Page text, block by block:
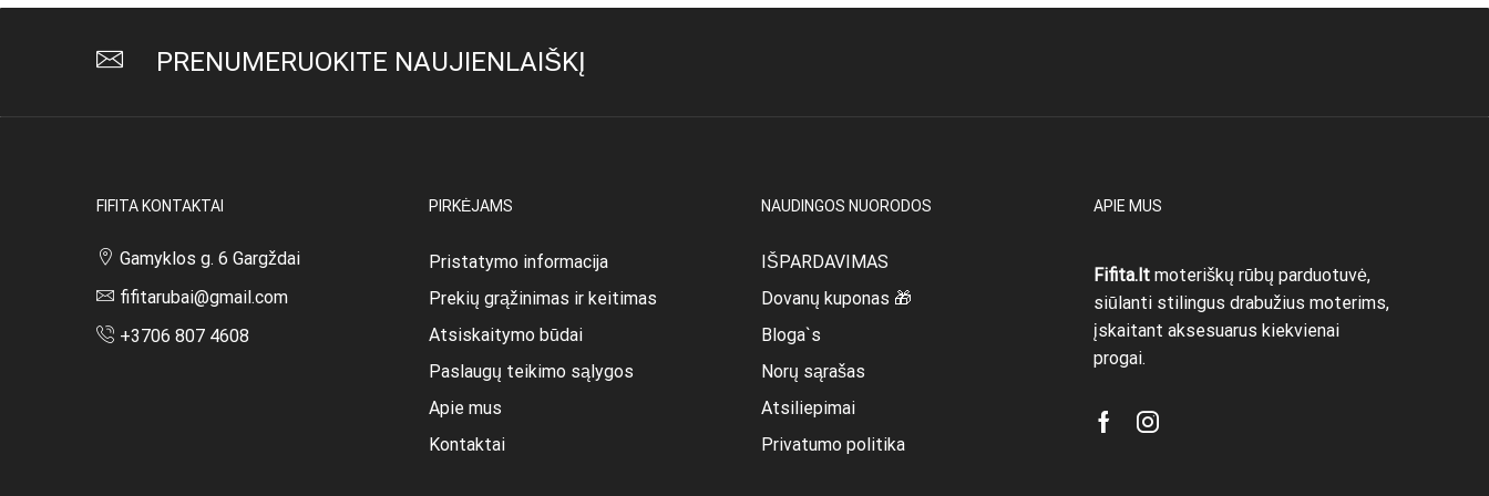
PRENUMERUOKITE NAUJIENLAIŠKĮ
FIFITA KONTAKTAI
Gamyklos g. 6 Gargždai
fifitarubai@gmail.com
+3706 807 4608
PIRKĖJAMS
Pristatymo informacija
Prekių grąžinimas ir keitimas
Atsiskaitymo būdai
Paslaugų teikimo sąlygos
Apie mus
Kontaktai
NAUDINGOS NUORODOS
IŠPARDAVIMAS
Dovanų kuponas 🎁
Bloga`s
Norų sąrašas
Atsiliepimai
Privatumo politika
APIE MUS
Fifita.lt moteriškų rūbų parduotuvė,
siūlanti stilingus drabužius moterims,
įskaitant aksesuarus kiekvienai
progai.
FacebookInstagram